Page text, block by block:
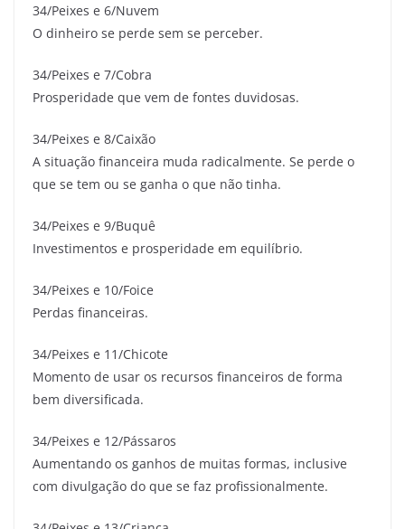
34/Peixes e 6/Nuvem
O dinheiro se perde sem se perceber.
34/Peixes e 7/Cobra
Prosperidade que vem de fontes duvidosas.
34/Peixes e 8/Caixão
A situação financeira muda radicalmente. Se perde o
que se tem ou se ganha o que não tinha.
34/Peixes e 9/Buquê
Investimentos e prosperidade em equilíbrio.
34/Peixes e 10/Foice
Perdas financeiras.
34/Peixes e 11/Chicote
Momento de usar os recursos financeiros de forma
bem diversificada.
34/Peixes e 12/Pássaros
Aumentando os ganhos de muitas formas, inclusive
com divulgação do que se faz profissionalmente.